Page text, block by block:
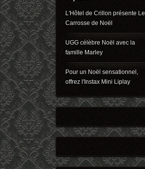
L'Hôtel de Crillon présente Le
Carrosse de Noël
UGG célèbre Noël avec la
famille Marley
Pour un Noël sensationnel,
offrez l'Instax Mini Liplay